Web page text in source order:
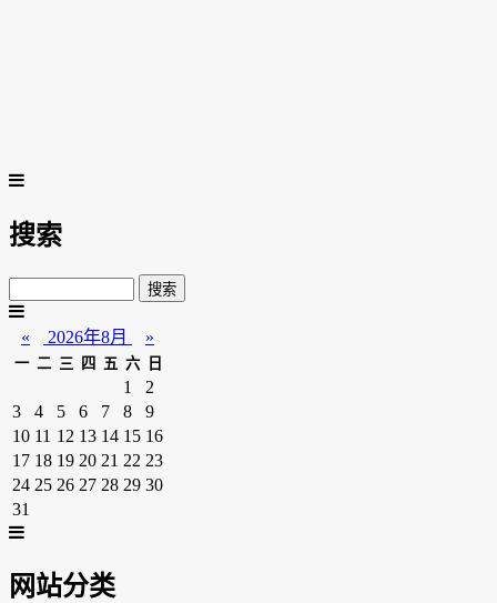
搜索
« 2026年8月 »
一 二 三 四 五 六 日
1
2
3
4 5 6 7 8
9
10 11 12 13 14 15 16
17 18 19 20 21 22 23
24 25 26 27 28 29 30
31
网站分类